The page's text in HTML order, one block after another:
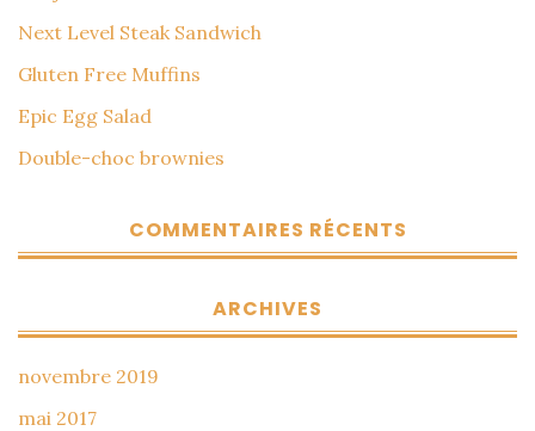
Next Level Steak Sandwich
Gluten Free Muffins
Epic Egg Salad
Double-choc brownies
COMMENTAIRES RÉCENTS
ARCHIVES
novembre 2019
mai 2017